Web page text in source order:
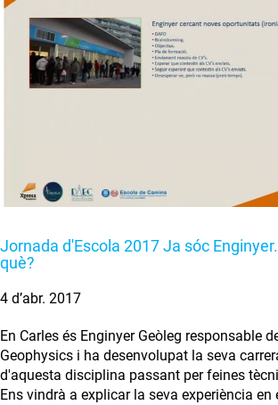
Jornada d'Escola 2017 Ja sóc
què?
4 d’abr. 2017
En Carles és Enginyer Geòleg responsable
Geophysics i ha desenvolupat la seva
d'aquesta disciplina passant per feines
Ens vindrà a explicar la seva experiència en